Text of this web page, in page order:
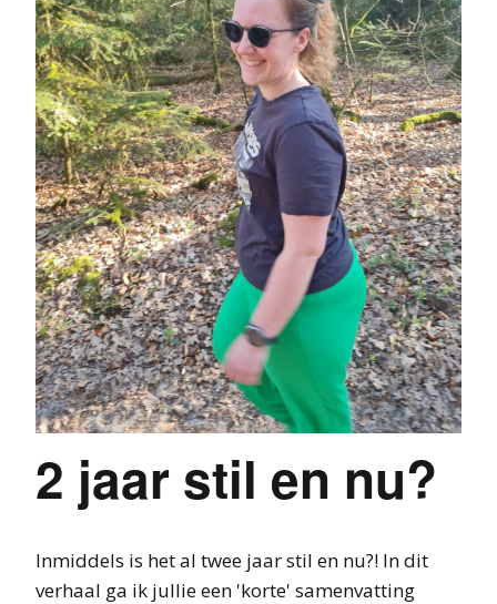
2 jaar stil en nu?
Inmiddels is het al twee jaar stil en nu?! In dit
verhaal ga ik jullie een 'korte' samenvatting